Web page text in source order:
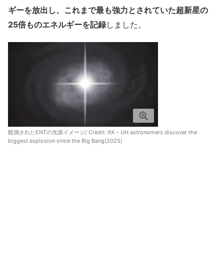
ギーを放出し、これまで最も強力とされていた超新星の
25倍ものエネルギーを記録しました。
観測されたENTの光源イメージ/ Credit: IfA – UH astronomers discover the
biggest explosion since the Big Bang(2025)